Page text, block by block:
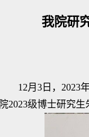
我院研
12月3日，2023
院2023级博士研究